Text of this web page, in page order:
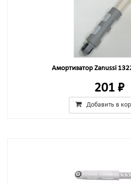
Амортизатор Zanussi
201 ₽
Добавить в